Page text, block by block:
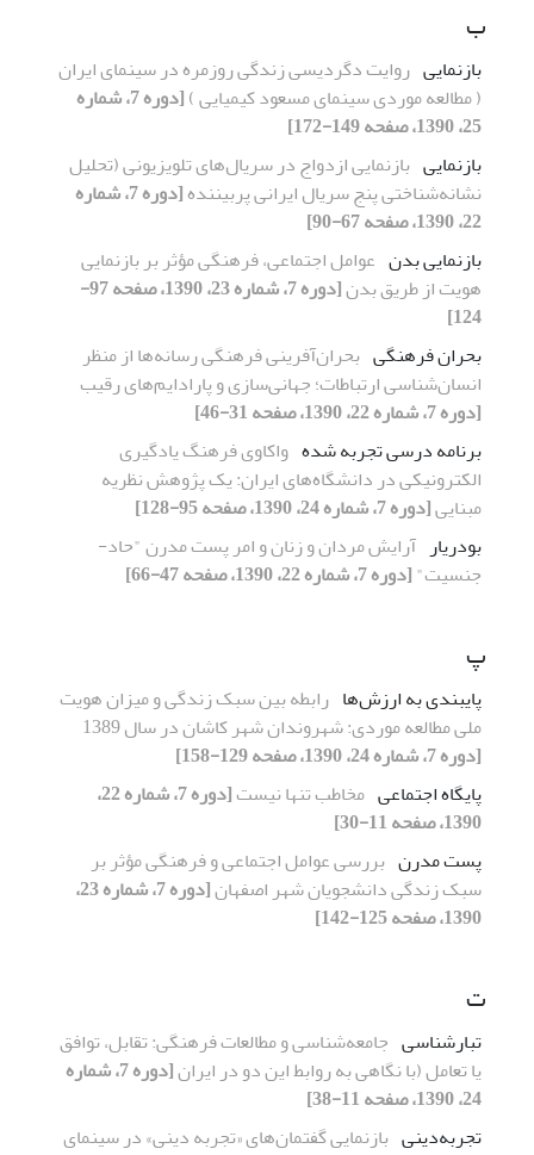
ب
بازنمایی روایت دگردیسی زندگی روزمره در سینمای ایران
( مطالعه موردی سینمای مسعود کیمیایی )
[دوره 7، شماره
25، 1390، صفحه 149-172]
بازنمایی بازنمایی ازدواج در سریال‌های تلویزیونی (تحلیل
نشانه‌شناختی پنج سریال ایرانی پربیننده
[دوره 7، شماره
22، 1390، صفحه 67-90]
بازنمایی بدن عوامل اجتماعی، فرهنگی مؤثر بر بازنمایی
هویت از طریق بدن
[دوره 7، شماره 23، 1390، صفحه 97-
124]
بحران فرهنگی بحران‌آفرینی فرهنگی رسانه‌ها از منظر
انسان‌شناسی ارتباطات؛ جهانی‌سازی و پارادایم‌های رقیب
[دوره 7، شماره 22، 1390، صفحه 31-46]
برنامه درسی تجربه شده واکاوی فرهنگ یادگیری
الکترونیکی در دانشگاه‌های ایران: یک پژوهش نظریه
مبنایی[دوره 7، شماره 24، 1390، صفحه 95-128]
بودریار آرایش مردان و زنان و امر پست مدرن "حاد-
جنسیت"[دوره 7، شماره 22، 1390، صفحه 47-66]
پ
پایبندی به ارزش‌ها رابطه بین سبک زندگی و میزان هویت
ملی مطالعه موردی: شهروندان شهر کاشان در سال 1389
[دوره 7، شماره 24، 1390، صفحه 129-158]
پایگاه اجتماعی مخاطب تنها نیست
[دوره 7، شماره 22،
1390، صفحه 11-30]
پست مدرن بررسی عوامل اجتماعی و فرهنگی مؤثر بر
سبک زندگی دانشجویان شهر اصفهان
[دوره 7، شماره 23،
1390، صفحه 125-142]
ت
تبارشناسی جامعه‌شناسی و مطالعات فرهنگی: تقابل، توافق
یا تعامل (با نگاهی به روابط این دو در ایران
[دوره 7، شماره
24، 1390، صفحه 11-38]
تجربه‌دینی بازنمایی گفتمان‌های «تجربه دینی» در سینمای